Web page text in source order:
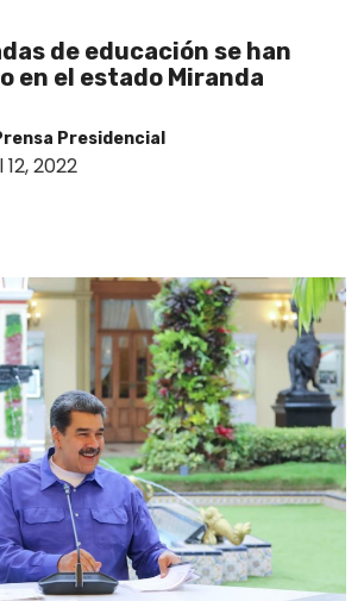
de educación se han
en el estado Miranda
Presidencial
12, 2022